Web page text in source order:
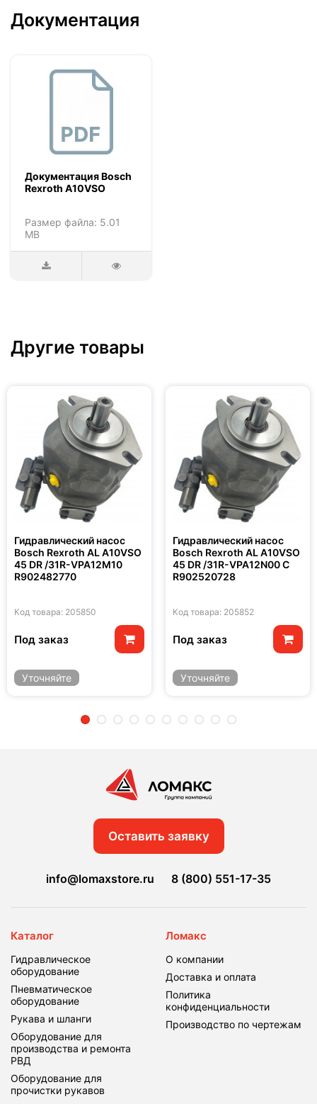
Документация
Документация Bosch
Rexroth A10VSO
Размер файла: 5.01
MB
Другие товары
Гидравлический насос
Bosch Rexroth AL A10VSO
45 DR /31R-VPA12M10
R902482770
Код товара: 205850
Под заказ
Уточняйте
Гидравлический насос
Bosch Rexroth AL A10VSO
45 DR /31R-VPA12N00 C
R902520728
Код товара: 205852
Под заказ
Уточняйте
Оставить заявку
info@lomaxstore.ru 8 (800) 551-17-35
Каталог
Гидравлическое
оборудование
Пневматическое
оборудование
Рукава и шланги
Оборудование для
производства и ремонта
РВД
Оборудование для
прочистки рукавов
Ломакс
О компании
Доставка и оплата
Политика
конфиденциальности
Производство по чертежам